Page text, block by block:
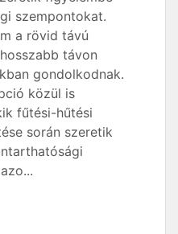
szempontokat.
a rövid távú
távon
gondolkodnak.
közül is
fűtési-hűtési
során szeretik